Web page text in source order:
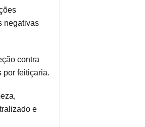
negativas
contra
por feitiçaria.
e